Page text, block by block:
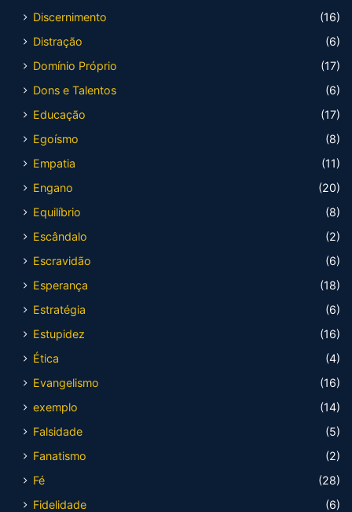
Discernimento
(16)
Distração
(6)
Domínio Próprio
(17)
Dons e Talentos
(6)
Educação
(17)
Egoísmo
(8)
Empatia
(11)
Engano
(20)
Equilíbrio
(8)
Escândalo
(2)
Escravidão
(6)
Esperança
(18)
Estratégia
(6)
Estupidez
(16)
Ética
(4)
Evangelismo
(16)
exemplo
(14)
Falsidade
(5)
Fanatismo
(2)
Fé
(28)
Fidelidade
(6)